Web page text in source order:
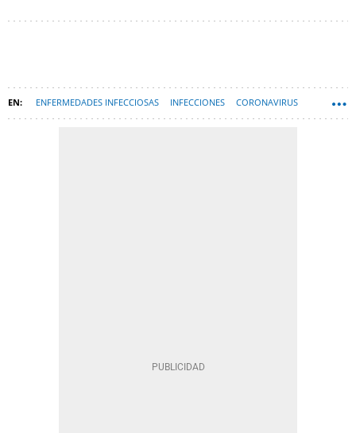
ENFERMEDADES INFECCIOSAS INFECCIONES CORONAVIRUS